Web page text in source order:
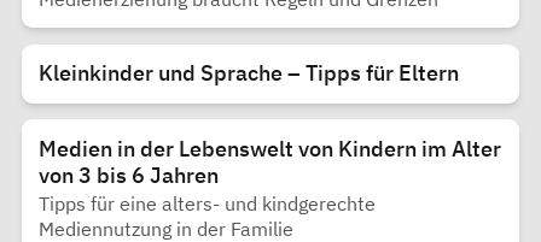
Kleinkinder und Sprache – Tipps für Eltern
Medien in der Lebenswelt von Kindern im Alter
von 3 bis 6 Jahren
Tipps für eine alters- und kindgerechte
Mediennutzung in der Familie